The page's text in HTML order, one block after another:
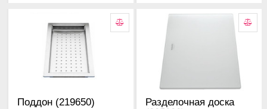
Поддон (219650)
Разделочная доска